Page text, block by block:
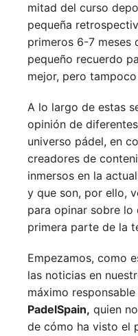
mitad del curso
pequeña
primeros 6-7 meses
pequeño recuerdo
mejor, pero
A lo largo de estas
opinión de
universo pádel, en
creadores de
inmersos en la
y que son, por ello,
para opinar sobre lo
primera parte de la
Empezamos, como
las noticias en
máximo
PadelSpain, quien
de cómo ha visto el